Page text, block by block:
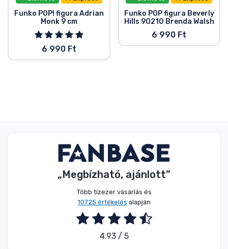
Funko POP! figura Adrian
Monk 9 cm
6 990 Ft
Funko POP figura Beverly
Hills 90210 Brenda Walsh
6 990 Ft
„Megbízható, ajánlott”
Több tízezer vásárlás és
10725 értékelés alapján
4.93 / 5